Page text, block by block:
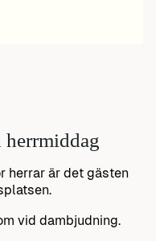
herrar är det gästen
vid dambjudning.